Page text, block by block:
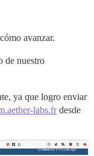
avanzar.
de nuestro
ya que logro enviar
labs.frdesde